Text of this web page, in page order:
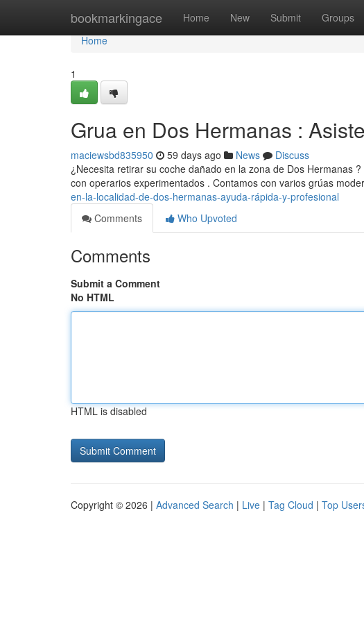
bookmarkingace Home New Submit Groups
Home
Home
1
Grua en Dos Hermanas :
maciewsbd835950 59 days ago News
Discuss
¿Necesita retirar su coche dañado en la zona de Dos Hermanas
con operarios experimentados . Contamos con varios grúas
en-la-localidad-de-dos-hermanas-ayuda-rápida-y-profesional
Comments
Who Upvoted
Comments
Submit a Comment
No HTML
HTML is disabled
Copyright © 2026 | Advanced Search | Live | Tag Cloud | Top